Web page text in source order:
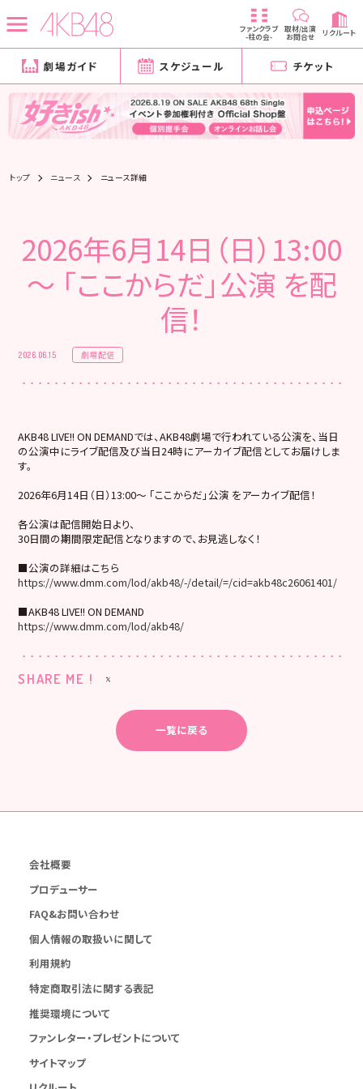
ファンクラブ
-柱の会-
取材/出演
お問合せ リクルート
劇場ガイド スケジュール チケット
トップ ニュース ニュース詳細
2026年6月14日（日）13:00
～ 「ここからだ」公演 を配
信！
2026.06.15 劇場配信
AKB48 LIVE!! ON DEMANDでは、AKB48劇場で行われている公演を、当日
の公演中にライブ配信及び当日24時にアーカイブ配信としてお届けしま
す。
2026年6月14日（日）13:00～ 「ここからだ」公演 をアーカイブ配信！
各公演は配信開始日より、
30日間の期間限定配信となりますので、お見逃しなく！
■公演の詳細はこちら
https://www.dmm.com/lod/akb48/-/detail/=/cid=akb48c26061401/
■AKB48 LIVE!! ON DEMAND
https://www.dmm.com/lod/akb48/
SHARE ME !
一覧に戻る
会社概要
プロデューサー
FAQ&お問い合わせ
個人情報の取扱いに関して
利用規約
特定商取引法に関する表記
推奨環境について
ファンレター・プレゼントについて
サイトマップ